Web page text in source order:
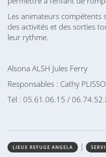
Les animateurs
des activités et des sorties
leur rythme.
Alsona ALSH Jules Ferry
Responsables : Cathy
Tél : 05.61.06.15 /
LIEUX REFUGE ANGELA |